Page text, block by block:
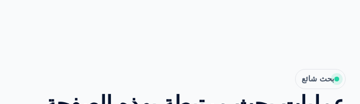
بحث شائع